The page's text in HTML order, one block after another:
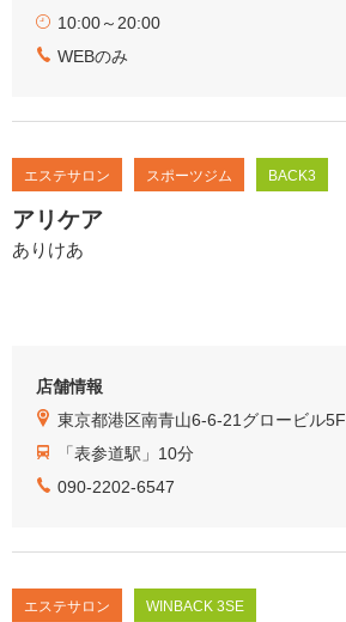
10:00～20:00
WEBのみ
エステサロン スポーツジム BACK3
アリケア
ありけあ
店舗情報
東京都港区南青山6-6-21グロービル5F
「表参道駅」10分
090-2202-6547
エステサロン WINBACK 3SE